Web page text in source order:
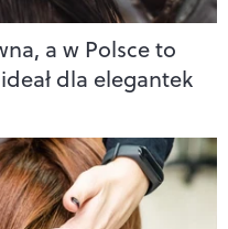
a w Polsce to
dla elegantek